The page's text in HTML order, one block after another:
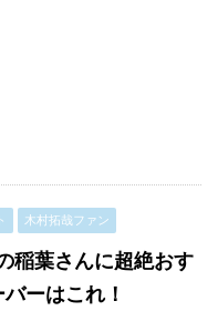
木村拓哉ファン
稲葉さんに超絶おす
ーはこれ！